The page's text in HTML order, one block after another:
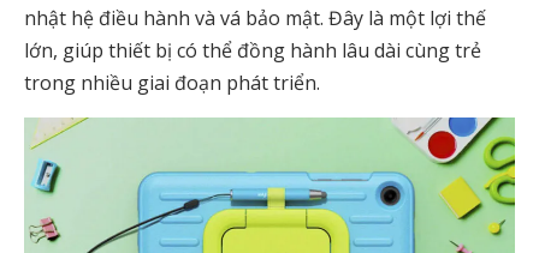
nhật hệ điều hành và vá bảo mật. Đây là một lợi thế
lớn, giúp thiết bị có thể đồng hành lâu dài cùng trẻ
trong nhiều giai đoạn phát triển.